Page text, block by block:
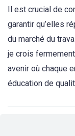
Il est crucial de
garantir qu’elles
du marché du
je crois
avenir où chaque
éducation de